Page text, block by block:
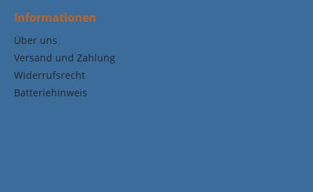
Informationen
Über uns
Versand und Zahlung
Widerrufsrecht
Batteriehinweis